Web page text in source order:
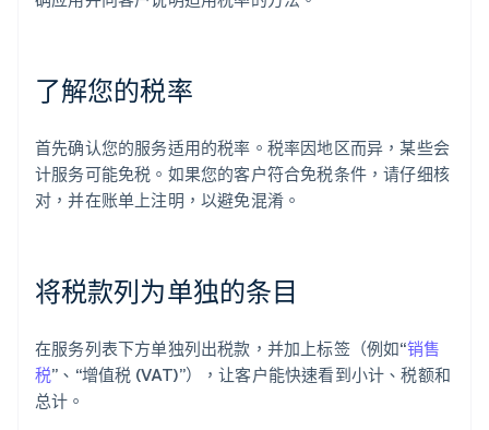
了解您的税率
首先确认您的服务适用的税率。税率因地区而异，某些会
计服务可能免税。如果您的客户符合免税条件，请仔细核
对，并在账单上注明，以避免混淆。
将税款列为单独的条目
在服务列表下方单独列出税款，并加上标签（例如“销售
税”、“增值税 (VAT)”），让客户能快速看到小计、税额和
总计。